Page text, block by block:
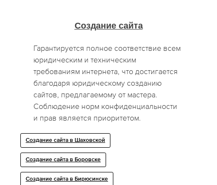
Создание сайта
Гарантируется полное соответствие всем
юридическим и техническим
требованиям интернета, что достигается
благодаря юридическому созданию
сайтов, предлагаемому от мастера.
Соблюдение норм конфиденциальности
и прав является приоритетом.
Создание сайта в Шаховской
Создание сайта в Боровске
Создание сайта в Бирюсинске